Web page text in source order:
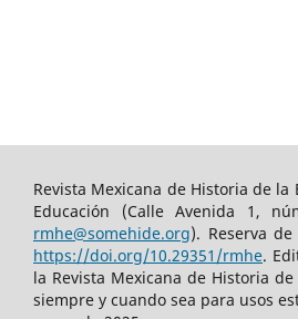
Revista Mexicana de Historia de
Educación (Calle Avenida 1,
rmhe@somehide.org). Reserva
https://doi.org/10.29351/rmhe.
la Revista Mexicana de Historia
siempre y cuando sea para usos